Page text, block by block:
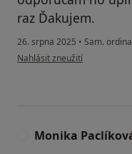
raz Ďakujem.
26. srpna 2025 • Sam.
podle názoru uživatele Jozef
Nahlásit zneužití
Monika